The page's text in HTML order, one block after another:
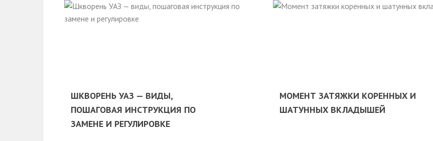
ШКВОРЕНЬ УАЗ — ВИДЫ,
ПОШАГОВАЯ ИНСТРУКЦИЯ ПО
ЗАМЕНЕ И РЕГУЛИРОВКЕ
МОМЕНТ ЗАТЯЖКИ КОРЕННЫХ И
ШАТУННЫХ ВКЛАДЫШЕЙ